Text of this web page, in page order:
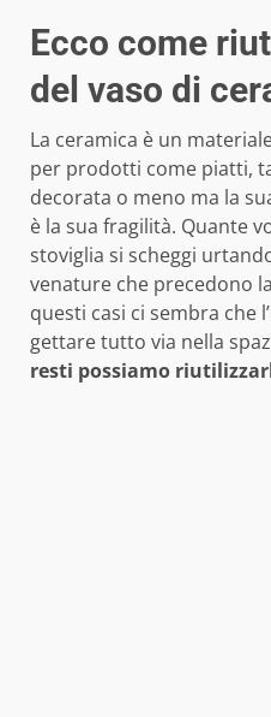
Ecco come
del vaso di
La ceramica è un
per prodotti come piatti,
decorata o meno ma la
è la sua fragilità. Quante
stoviglia si scheggi
venature che precedono
questi casi ci sembra che
gettare tutto via nella
resti possiamo